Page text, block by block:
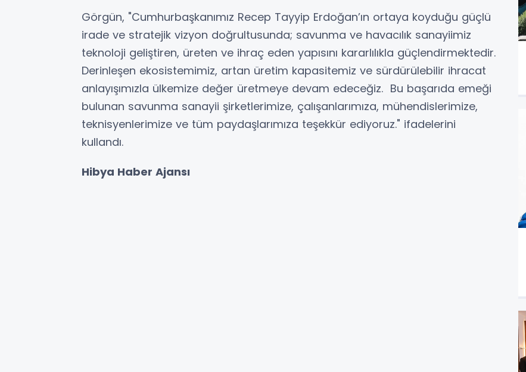
Görgün, "Cumhurbaşkanımız Recep Tayyip Erdoğan’ın ortaya koyduğu güçlü
irade ve stratejik vizyon doğrultusunda; savunma ve havacılık sanayiimiz
teknoloji geliştiren, üreten ve ihraç eden yapısını kararlılıkla güçlendirmektedir.
Derinleşen ekosistemimiz, artan üretim kapasitemiz ve sürdürülebilir ihracat
anlayışımızla ülkemize değer üretmeye devam edeceğiz. Bu başarıda emeği
bulunan savunma sanayii şirketlerimize, çalışanlarımıza, mühendislerimize,
teknisyenlerimize ve tüm paydaşlarımıza teşekkür ediyoruz." ifadelerini
kullandı.
Hibya Haber Ajansı